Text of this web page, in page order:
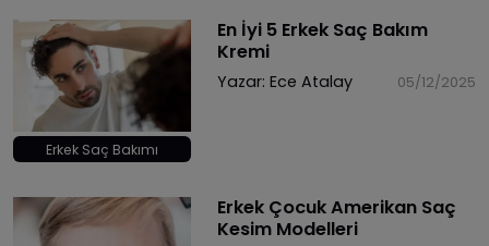
Erkek Saç Bakımı
En İyi 5 Erkek Saç Bakım
Kremi
Yazar: Ece Atalay 05/12/2025
Erkek Çocuk Amerikan Saç
Kesim Modelleri